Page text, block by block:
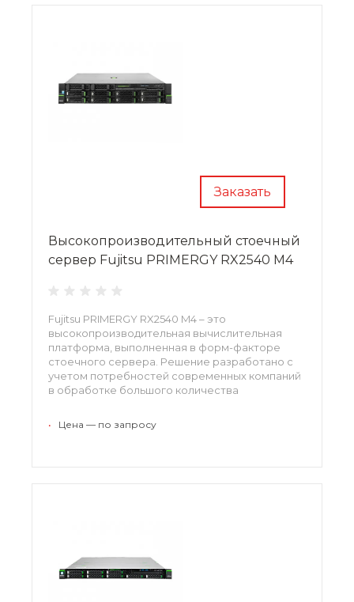
Заказать
Высокопроизводительный стоечный
сервер Fujitsu PRIMERGY RX2540 M4
Fujitsu PRIMERGY RX2540 M4 – это
высокопроизводительная вычислительная
платформа, выполненная в форм-факторе
стоечного сервера. Решение разработано с
учетом потребностей современных компаний
в обработке большого количества
процессорами Intel Xeon и оперативной
• Цена — по запросу